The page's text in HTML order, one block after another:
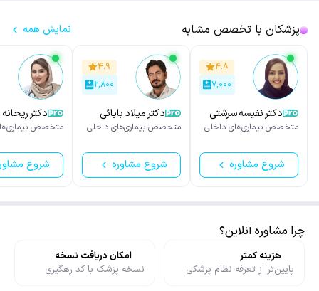
پزشکان با تخصص مشابه نمایش همه
۴.۸
۷,۰۰۰
دکتر نفیسه سرشتی
متخصص بیماری‌های داخلی
شروع مشاوره
۴.۹
۲,۸۰۰
دکتر میلاد بابائی
متخصص بیماری‌های داخلی
شروع مشاوره
دکتر
متخصص
شروع
چرا مشاوره آنلاین؟
هزینه کمتر
پایین‌تر از تعرفه نظام پزشکی
امکان دریافت نسخه
نسخه پزشک با کد رهگیری